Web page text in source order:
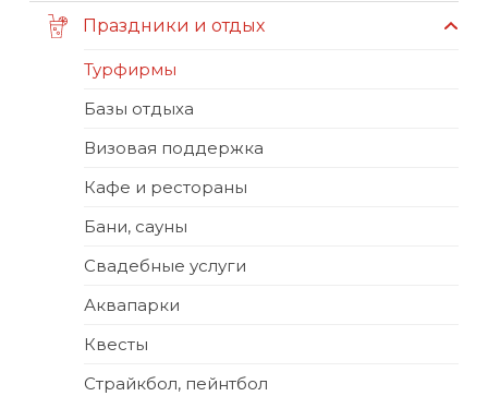
Праздники и отдых
Турфирмы
Базы отдыха
Визовая поддержка
Кафе и рестораны
Бани, сауны
Свадебные услуги
Аквапарки
Квесты
Страйкбол, пейнтбол